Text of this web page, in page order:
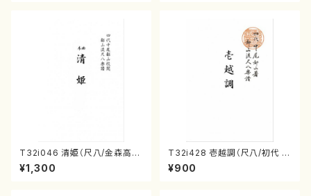
T32i046 清姫（尺八/金森高
山/楽譜）都山流公刊楽譜曲番：
45
¥1,300
T32i428 壱越調（尺八/初代 中
村双葉/楽譜）都山流公刊楽譜曲
番:2133
¥900